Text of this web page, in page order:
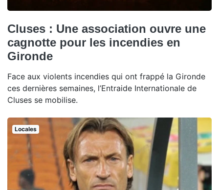
Cluses : Une association ouvre une
cagnotte pour les incendies en
Gironde
Face aux violents incendies qui ont frappé la Gironde
ces dernières semaines, l’Entraide Internationale de
Cluses se mobilise.
Locales